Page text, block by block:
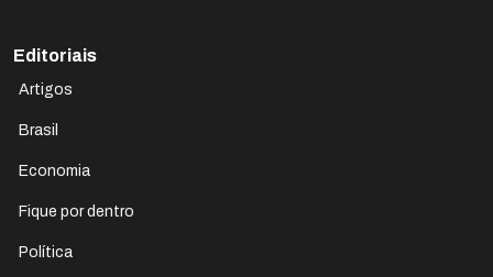
Editoriais
Artigos
Brasil
Economia
Fique por dentro
Política